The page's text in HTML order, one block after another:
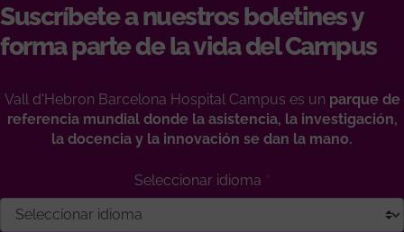
Suscríbete a nuestros boletines y
forma parte de la vida del Campus
Vall d'Hebron Barcelona Hospital Campus es un parque de
referencia mundial donde la asistencia, la investigación,
la docencia y la innovación se dan la mano.
Seleccionar idioma